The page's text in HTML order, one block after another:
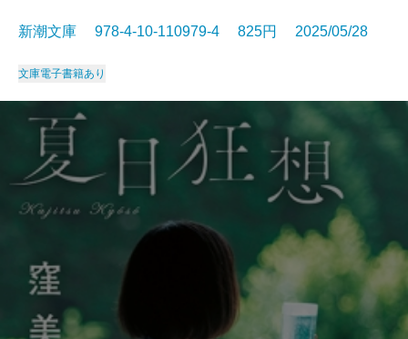
新潮文庫 978-4-10-110979-4 825円 2025/05/28
文庫電子書籍あり